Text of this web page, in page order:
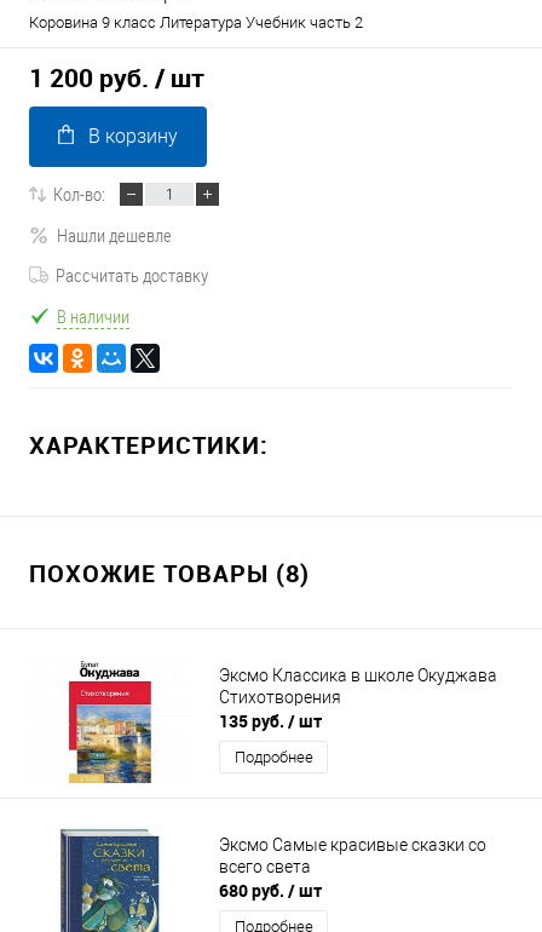
Коровина 9 класс Литература Учебник часть 2
1 200 руб. / шт
В корзину
Кол-во:
Нашли дешевле
Рассчитать доставку
В наличии
ХАРАКТЕРИСТИКИ:
ПОХОЖИЕ ТОВАРЫ (8)
Эксмо Классика в школе Окуджава
Стихотворения
135 руб. / шт
Подробнее
Эксмо Самые красивые сказки со
всего света
680 руб. / шт
Подробнее